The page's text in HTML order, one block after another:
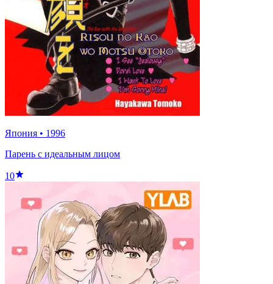
Япония • 1996
Парень с идеальным лицом
10